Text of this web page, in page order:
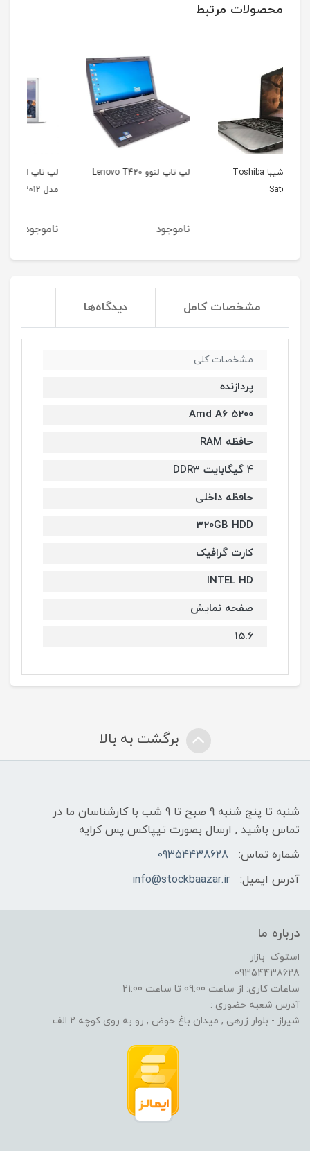
محصولات مرتبط
لپ تاپ لنوو Lenovo T420
لپ تاپ اپل مک بوک ایر
مشخصات کامل دیدگاه‌ها
مشخصات کلی
پردازنده
Amd A6 5200
حافظه RAM
4 گیگابایت DDR3
حافظه داخلی
320GB HDD
کارت گرافیک
INTEL HD
صفحه نمایش
15.6
برگشت به بالا
شنبه تا پنج شنبه 9 صبح تا 9 شب با کارشناسان ما در
تماس باشید , ارسال بصورت تیپاکس پس کرایه
شماره تماس:
09354438628
آدرس ایمیل:
info@stockbaazar.ir
درباره ما
استوک بازار
09354438628
ساعات کاری: از ساعت 09:00 تا ساعت 21:00
آدرس شعبه حضوری :
شیراز - بلوار زرهی , میدان باغ حوض , رو به روی کوچه 2 الف